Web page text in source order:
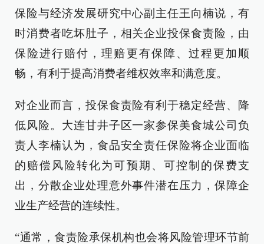
保险与经济发展研究中心副主任王向楠说，有
时消费者吃坏肚子，相关企业投保食责险，由
保险进行赔付，理赔更有保障、过程更加顺
畅，有利于提高消费者维权效率和满意度。
对企业而言，投保食责险有利于稳定经营、降
低风险。大连甘井子区一家参保美食城公司负
责人李楠认为，食品安全责任保险将企业面临
的赔偿风险转化为可预期、可控制的保费支
出，分散企业处理意外事件潜在压力，保障企
业生产经营的连续性。
“通常，食责险承保机构也会将风险管理环节前